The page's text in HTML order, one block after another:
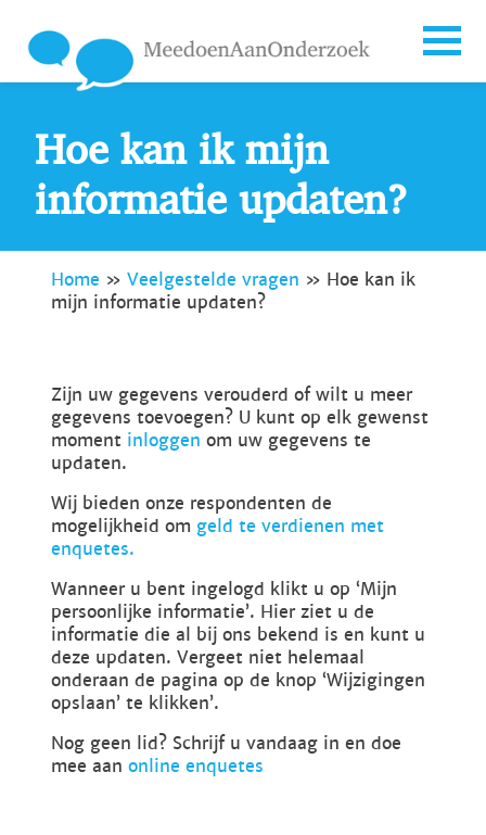
Hoe kan ik mijn
informatie updaten?
Home » Veelgestelde vragen » Hoe kan ik
mijn informatie updaten?
Zijn uw gegevens verouderd of wilt u meer
gegevens toevoegen? U kunt op elk gewenst
moment inloggen om uw gegevens te
updaten.
Wij bieden onze respondenten de
mogelijkheid om geld te verdienen met
enquetes.
Wanneer u bent ingelogd klikt u op ‘Mijn
persoonlijke informatie’. Hier ziet u de
informatie die al bij ons bekend is en kunt u
deze updaten. Vergeet niet helemaal
onderaan de pagina op de knop ‘Wijzigingen
opslaan’ te klikken’.
Nog geen lid? Schrijf u vandaag in en doe
mee aan online enquetes